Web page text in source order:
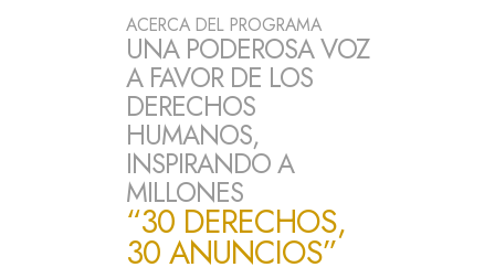
ACERCA DEL PROGRAMA
UNA PODEROSA VOZ
A FAVOR DE LOS
DERECHOS
HUMANOS,
INSPIRANDO A
MILLONES
“30 DERECHOS,
30 ANUNCIOS”